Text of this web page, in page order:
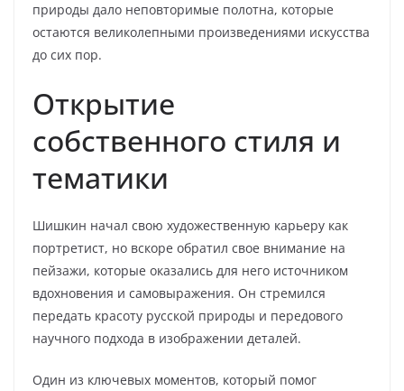
природы дало неповторимые полотна, которые
остаются великолепными произведениями искусства
до сих пор.
Открытие
собственного стиля и
тематики
Шишкин начал свою художественную карьеру как
портретист, но вскоре обратил свое внимание на
пейзажи, которые оказались для него источником
вдохновения и самовыражения. Он стремился
передать красоту русской природы и передового
научного подхода в изображении деталей.
Один из ключевых моментов, который помог